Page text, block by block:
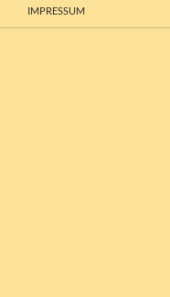
IMPRESSUM